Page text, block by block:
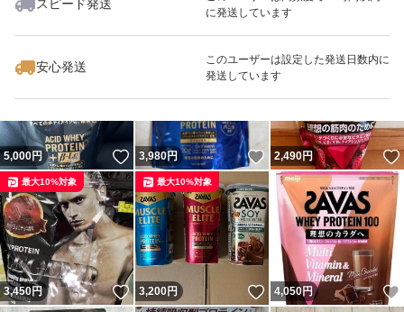
スピード発送
に発送しています
安心発送
このユーザーは設定した発送日数内に
発送しています
いいね！
4,680
5,000円 いいね！
3,980円 いいね！
2,490円
3,450円 いいね！
最大10%対象
3,200円 いいね！
最大10%対象
4,050円